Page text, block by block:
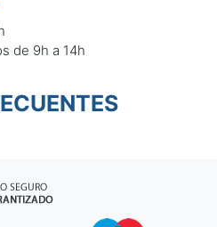
de 9h a 14h